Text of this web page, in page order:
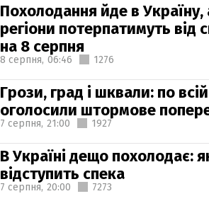
Похолодання йде в Україну,
регіони потерпатимуть від
на 8 серпня
8 серпня, 06:46 1276
Грози, град і шквали: по всій
оголосили штормове
7 серпня, 21:00 1927
В Україні дещо похолодає:
відступить спека
7 серпня, 20:00 7273